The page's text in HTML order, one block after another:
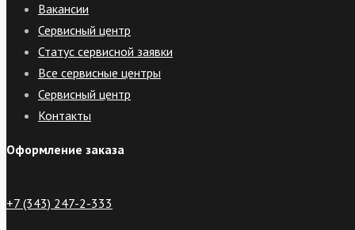
Вакансии
Сервисный центр
Статус сервисной заявки
Все сервисные центры
Сервисный центр
Контакты
Оформление заказа
+7 (343) 247-2-333